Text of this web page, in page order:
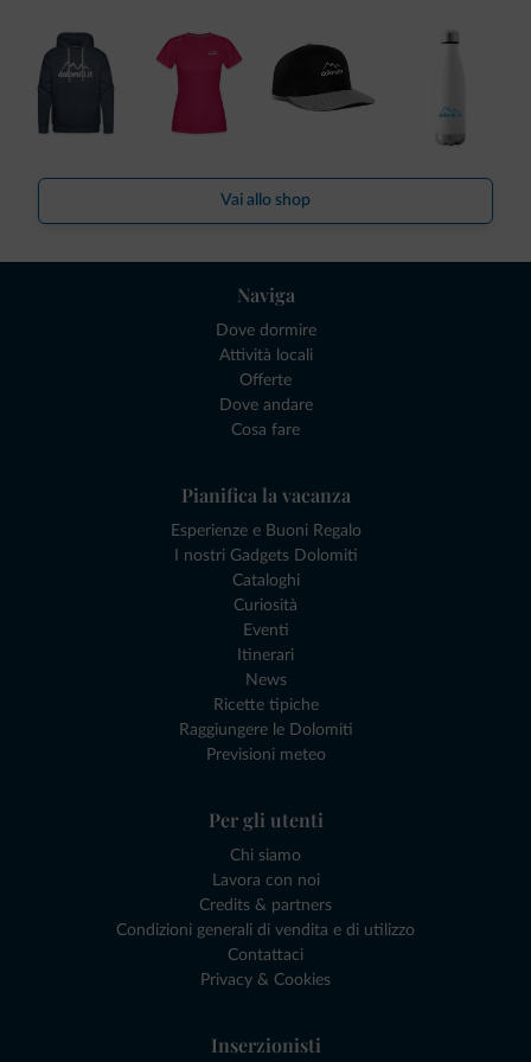
Vai allo shop
Naviga
Dove dormire
Attività locali
Offerte
Dove andare
Cosa fare
Pianifica la vacanza
Esperienze e Buoni Regalo
I nostri Gadgets Dolomiti
Cataloghi
Curiosità
Eventi
Itinerari
News
Ricette tipiche
Raggiungere le Dolomiti
Previsioni meteo
Per gli utenti
Chi siamo
Lavora con noi
Credits & partners
Condizioni generali di vendita e di utilizzo
Contattaci
Privacy & Cookies
Inserzionisti